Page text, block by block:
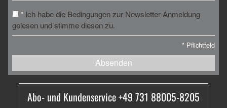
* Ich habe die Bedingungen zur Newsletter-Anmeldung
gelesen und stimme diesen zu.
* Pflichtfeld
Absenden
Abo- und Kundenservice +49 731 88005-8205